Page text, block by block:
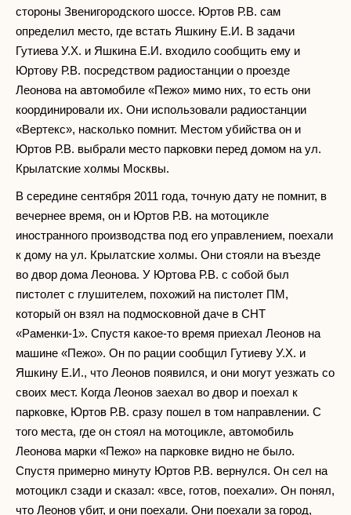
стороны Звенигородского шоссе. Юртов Р.В. сам
определил место, где встать Яшкину Е.И. В задачи
Гутиева У.Х. и Яшкина Е.И. входило сообщить ему и
Юртову Р.В. посредством радиостанции о проезде
Леонова на автомобиле «Пежо» мимо них, то есть они
координировали их. Они использовали радиостанции
«Вертекс», насколько помнит. Местом убийства он и
Юртов Р.В. выбрали место парковки перед домом на ул.
Крылатские холмы Москвы.
В середине сентября 2011 года, точную дату не помнит, в
вечернее время, он и Юртов Р.В. на мотоцикле
иностранного производства под его управлением, поехали
к дому на ул. Крылатские холмы. Они стояли на въезде
во двор дома Леонова. У Юртова Р.В. с собой был
пистолет с глушителем, похожий на пистолет ПМ,
который он взял на подмосковной даче в СНТ
«Раменки-1». Спустя какое-то время приехал Леонов на
машине «Пежо». Он по рации сообщил Гутиеву У.Х. и
Яшкину Е.И., что Леонов появился, и они могут уезжать со
своих мест. Когда Леонов заехал во двор и поехал к
парковке, Юртов Р.В. сразу пошел в том направлении. С
того места, где он стоял на мотоцикле, автомобиль
Леонова марки «Пежо» на парковке видно не было.
Спустя примерно минуту Юртов Р.В. вернулся. Он сел на
мотоцикл сзади и сказал: «все, готов, поехали». Он понял,
что Леонов убит, и они поехали. Они поехали за город,